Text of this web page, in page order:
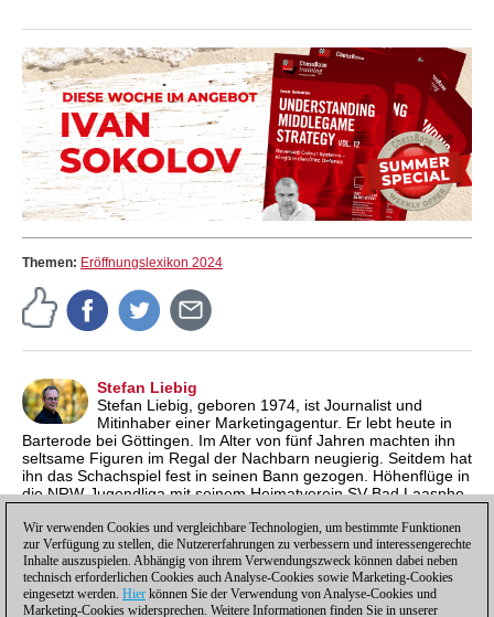
Themen: Eröffnungslexikon 2024
Stefan Liebig
Stefan Liebig, geboren 1974, ist Journalist und
Mitinhaber einer Marketingagentur. Er lebt heute in
Barterode bei Göttingen. Im Alter von fünf Jahren machten ihn
seltsame Figuren im Regal der Nachbarn neugierig. Seitdem hat
ihn das Schachspiel fest in seinen Bann gezogen. Höhenflüge in
die NRW-Jugendliga mit seinem Heimatverein SV Bad Laasphe
Göttingen waren Highlights für den ehemaligen
Jugendsüdwestfalenmeister.
Wir verwenden Cookies und vergleichbare Technologien, um bestimmte Funktionen
zur Verfügung zu stellen, die Nutzererfahrungen zu verbessern und interessengerechte
Inhalte auszuspielen. Abhängig von ihrem Verwendungszweck können dabei neben
technisch erforderlichen Cookies auch Analyse-Cookies sowie Marketing-Cookies
eingesetzt werden. Hier können Sie der Verwendung von Analyse-Cookies und
Marketing-Cookies widersprechen. Weitere Informationen finden Sie in unserer